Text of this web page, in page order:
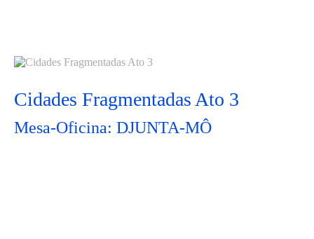
Cidades Fragmentadas Ato 3
Mesa-Oficina: DJUNTA-MÔ